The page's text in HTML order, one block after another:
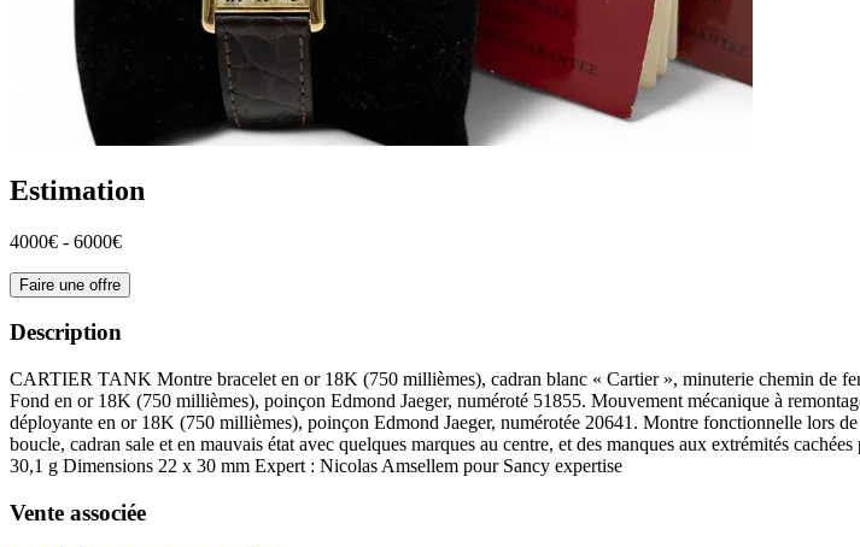
Estimation
4000€ - 6000€
Faire une offre
Description
CARTIER TANK Montre bracelet en or 18K (750 millièmes), cadran blanc « Cartier », minuterie chemin de
Fond en or 18K (750 millièmes), poinçon Edmond Jaeger, numéroté 51855. Mouvement mécanique à
déployante en or 18K (750 millièmes), poinçon Edmond Jaeger, numérotée 20641. Montre fonctionnelle lors
boucle, cadran sale et en mauvais état avec quelques marques au centre, et des manques aux extrémités
30,1 g Dimensions 22 x 30 mm Expert : Nicolas Amsellem pour Sancy expertise
Vente associée